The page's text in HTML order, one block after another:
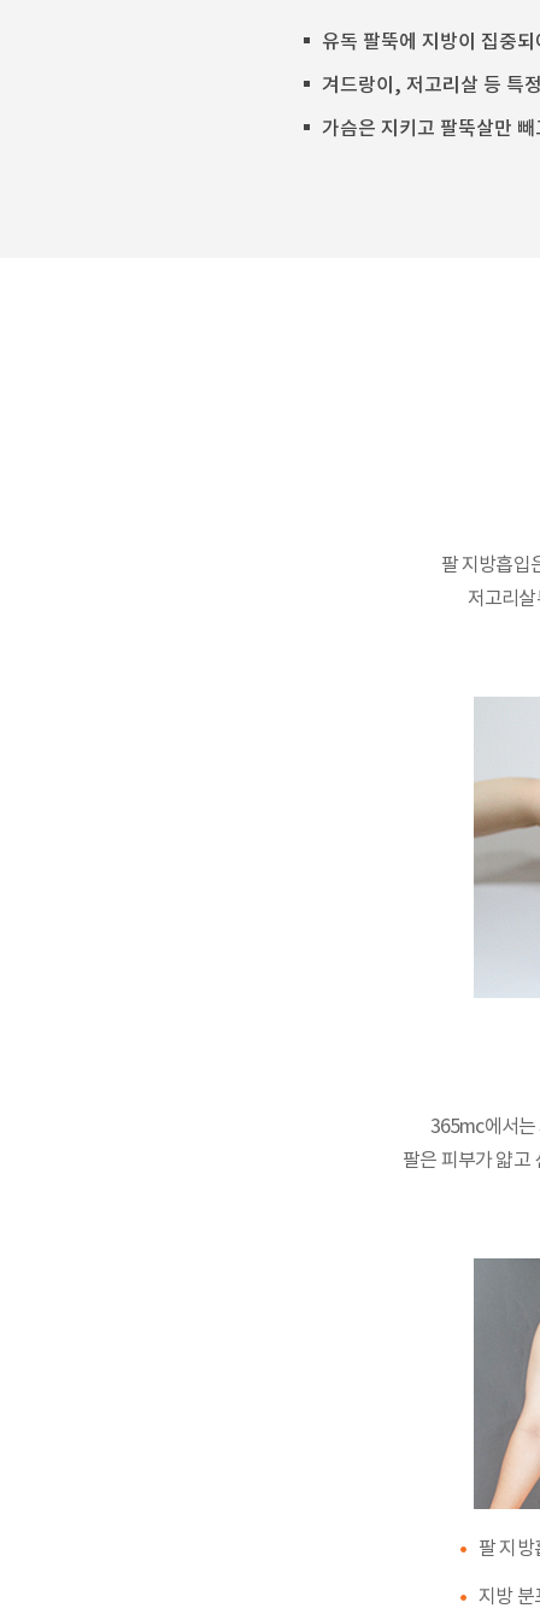
유독 팔뚝에 지방이 집중
겨드랑이, 저고리살 등 특
가슴은 지키고 팔뚝살만
팔 지방흡입
저고리
365mc에서는
팔은 피부가 얇고
팔 지
지방 분